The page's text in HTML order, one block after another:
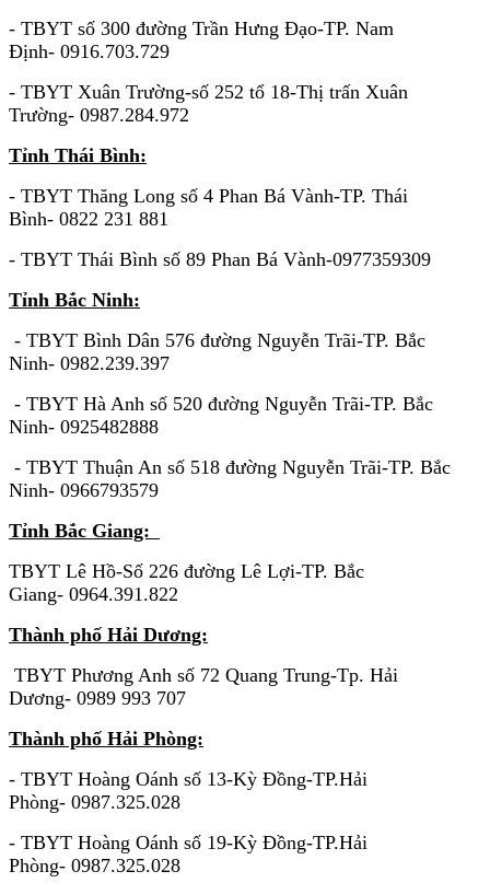
- TBYT số 300 đường Trần Hưng Đạo-TP. Nam
Định- 0916.703.729
- TBYT Xuân Trường-số 252 tổ 18-Thị trấn Xuân
Trường- 0987.284.972
Tỉnh Thái Bình:
- TBYT Thăng Long số 4 Phan Bá Vành-TP. Thái
Bình- 0822 231 881
- TBYT Thái Bình số 89 Phan Bá Vành-0977359309
Tỉnh Bắc Ninh:
- TBYT Bình Dân 576 đường Nguyễn Trãi-TP. Bắc
Ninh- 0982.239.397
- TBYT Hà Anh số 520 đường Nguyễn Trãi-TP. Bắc
Ninh- 0925482888
- TBYT Thuận An số 518 đường Nguyễn Trãi-TP. Bắc
Ninh- 0966793579
Tỉnh Bắc Giang:
TBYT Lê Hồ-Số 226 đường Lê Lợi-TP. Bắc
Giang- 0964.391.822
Thành phố Hải Dương:
TBYT Phương Anh số 72 Quang Trung-Tp. Hải
Dương- 0989 993 707
Thành phố Hải Phòng:
- TBYT Hoàng Oánh số 13-Kỳ Đồng-TP.Hải
Phòng- 0987.325.028
- TBYT Hoàng Oánh số 19-Kỳ Đồng-TP.Hải
Phòng- 0987.325.028